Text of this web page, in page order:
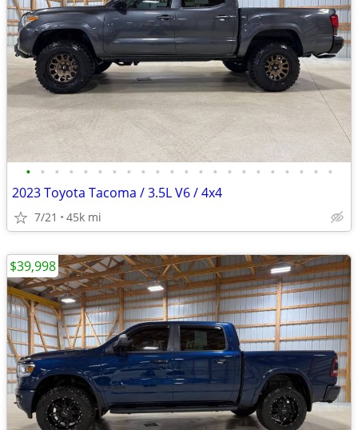
• • • • • • • • • • • • • • • • • • • • • •
2023 Toyota Tacoma / 3.5L V6 / 4x4
7/21 45k mi
$39,998